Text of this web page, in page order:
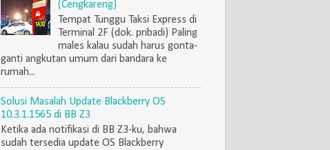
(Cengkareng)
Tempat Tunggu Taksi Express di
Terminal 2F (dok. pribadi) Paling
males kalau sudah harus gonta-
ganti angkutan umum dari bandara ke
rumah...
Solusi Masalah Update Blackberry OS
10.3.1.1565 di BB Z3
Ketika ada notifikasi di BB Z3-ku, bahwa
sudah tersedia update OS Blackberry